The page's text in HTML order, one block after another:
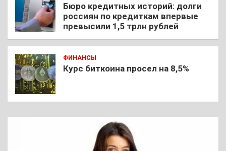
Бюро кредитных историй: долги
россиян по кредиткам впервые
превысили 1,5 трлн рублей
ФИНАНСЫ
Курс биткоина просел на 8,5%